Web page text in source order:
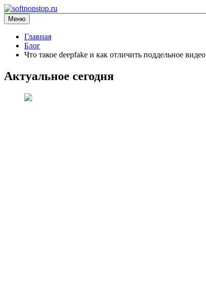
Перейти
к
содержимому
softnonstop.ru
информационный сайт
Меню
Главная
Блог
Что такое deepfake и как отличить поддельное видео
Актуальное сегодня